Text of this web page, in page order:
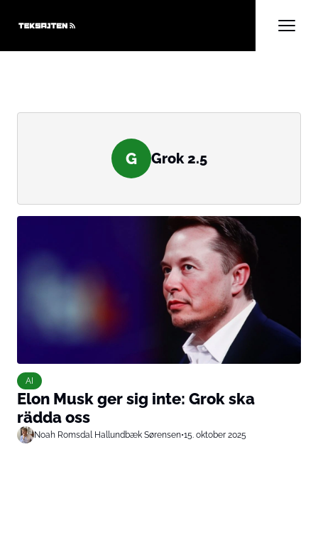
G Grok 2.5
AI
Elon Musk ger sig inte: Grok ska
rädda oss
Noah Romsdal Hallundbæk Sørensen•15. oktober 2025